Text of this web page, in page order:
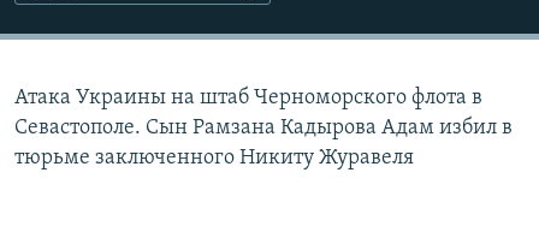
Атака Украины на штаб Черноморского флота в
Севастополе. Сын Рамзана Кадырова Адам избил в
тюрьме заключенного Никиту Журавеля